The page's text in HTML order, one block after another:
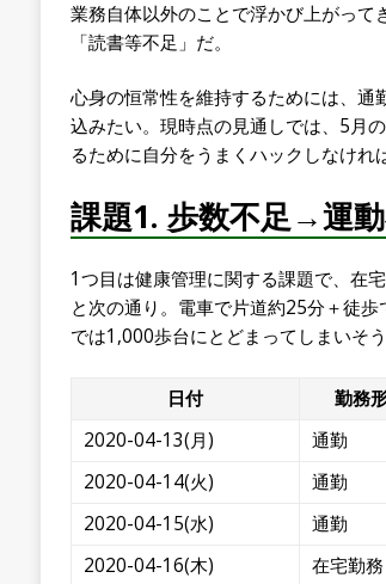
業務自体以外のことで浮かび上がって
「読書等不足」だ。
心身の恒常性を維持するためには、通
込みたい。現時点の見通しでは、5月
るために自分をうまくハックしなけれ
課題1. 歩数不足→運
1つ目は健康管理に関する課題で、在
と次の通り。電車で片道約25分＋徒
では1,000歩台にとどまってしまいそう
日付 勤務
2020-04-13(月)
通勤
2020-04-14(火)
通勤
2020-04-15(水)
通勤
2020-04-16(木)
在宅勤務